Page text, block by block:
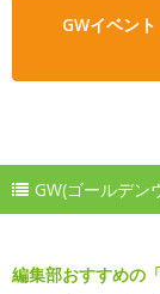
GWイベン
GW(ゴールデン
編集部おすすめの